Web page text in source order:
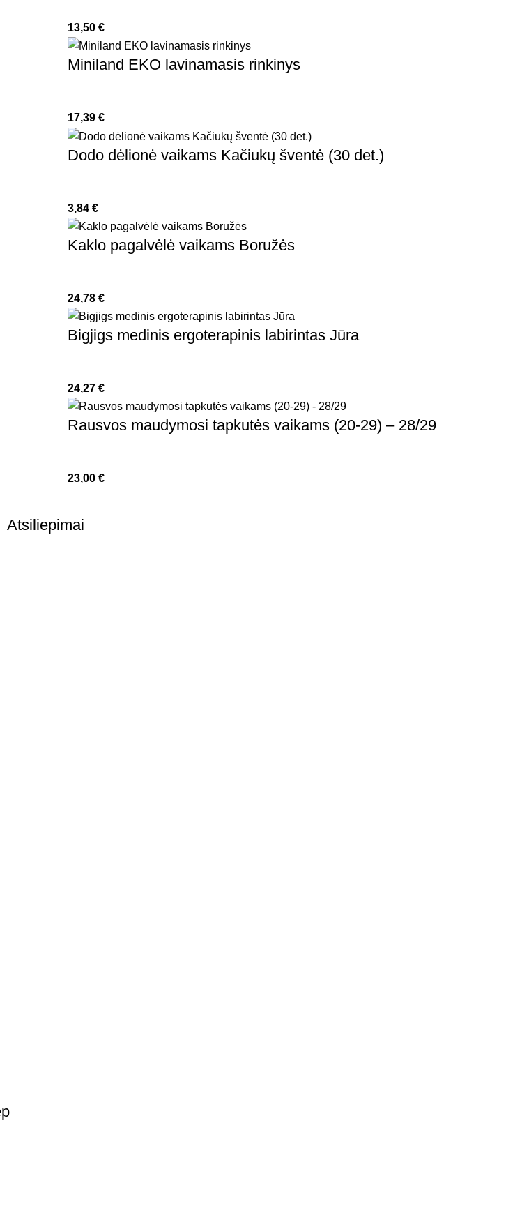
13,50 €
Miniland EKO lavinamasis rinkinys
17,39 €
Dodo dėlionė vaikams Kačiukų šventė (30 det.)
3,84 €
Kaklo pagalvėlė vaikams Boružės
24,78 €
Bigjigs medinis ergoterapinis labirintas Jūra
24,27 €
Rausvos maudymosi tapkutės vaikams (20-29) – 28/29
23,00 €
Atsiliepimai